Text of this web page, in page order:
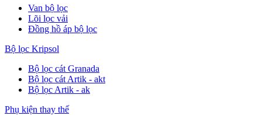
Van bộ lọc
Lõi lọc vải
Đồng hồ áp bộ lọc
Bộ lọc Kripsol
Bộ lọc cát Granada
Bộ lọc cát Artik - akt
Bộ lọc Artik - ak
Phụ kiện thay thế